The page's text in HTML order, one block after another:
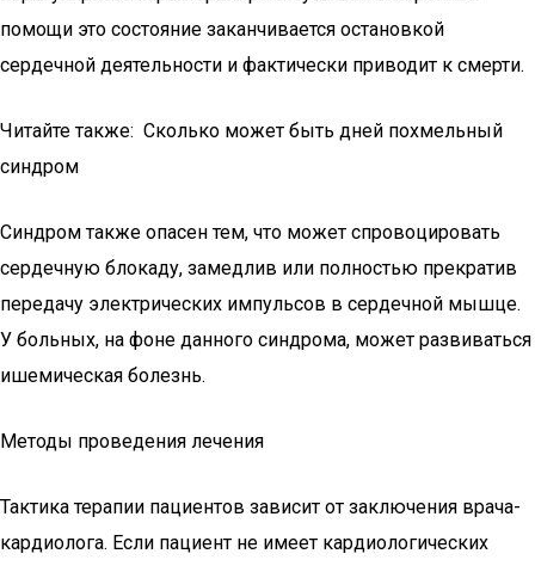
помощи это состояние заканчивается остановкой
сердечной деятельности и фактически приводит к смерти.
Читайте также: Сколько может быть дней похмельный
синдром
Синдром также опасен тем, что может спровоцировать
сердечную блокаду, замедлив или полностью прекратив
передачу электрических импульсов в сердечной мышце.
У больных, на фоне данного синдрома, может развиваться
ишемическая болезнь.
Методы проведения лечения
Тактика терапии пациентов зависит от заключения врача-
кардиолога. Если пациент не имеет кардиологических